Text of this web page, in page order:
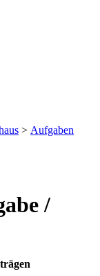
> Aufgaben
/